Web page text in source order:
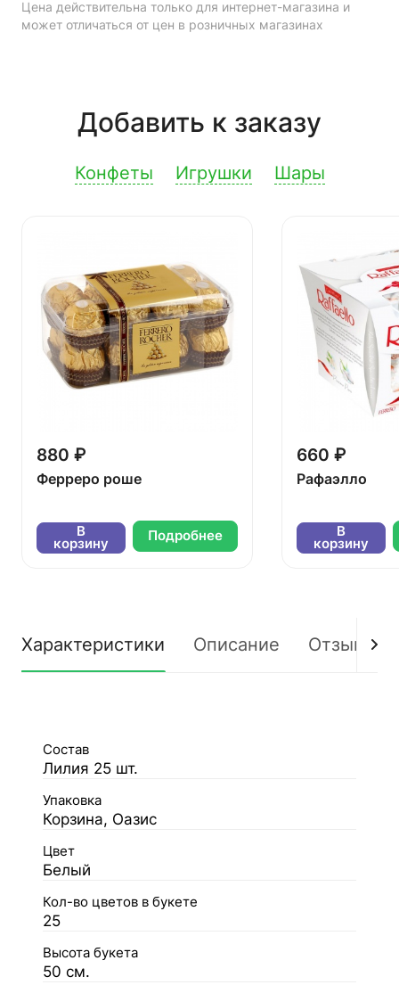
Цена действительна только для интернет-магазина и
может отличаться от цен в розничных магазинах
Добавить к заказу
Конфеты Игрушки Шары
880 ₽
Ферреро роше
В
корзину Подробнее
660 ₽
Рафаэлло
В
корзину
Характеристики Описание Отзывы
Состав
Лилия 25 шт.
Упаковка
Корзина, Оазис
Цвет
Белый
Кол-во цветов в букете
25
Высота букета
50 см.